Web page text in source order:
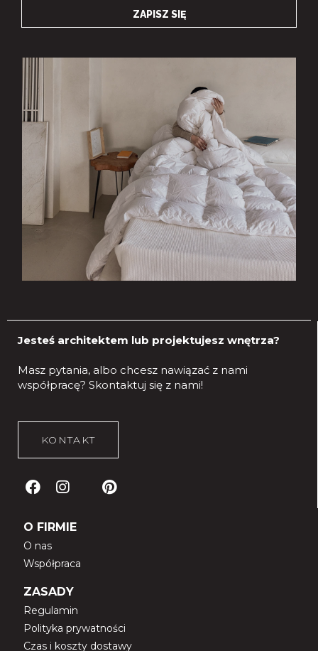
Jesteś architektem lub projektujesz wnętrza?
Masz pytania, albo chcesz nawiązać z nami
współpracę? Skontaktuj się z nami!
KONTAKT
O FIRMIE
O nas
Współpraca
ZASADY
Regulamin
Polityka prywatności
Czas i koszty dostawy